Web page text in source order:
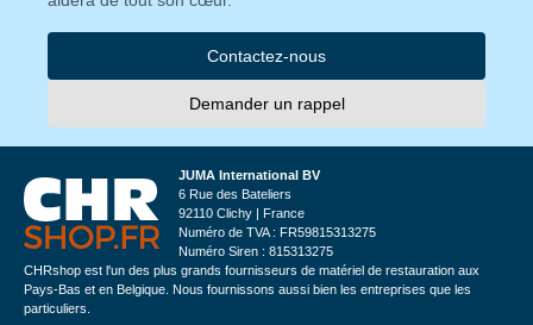
Contactez-nous
Demander un rappel
JUMA International BV
6 Rue des Bateliers
92110 Clichy | France
Numéro de TVA : FR59815313275
Numéro Siren : 815313275
CHRshop est l'un des plus grands fournisseurs de matériel de restauration aux
Pays-Bas et en Belgique. Nous fournissons aussi bien les entreprises que les
particuliers.